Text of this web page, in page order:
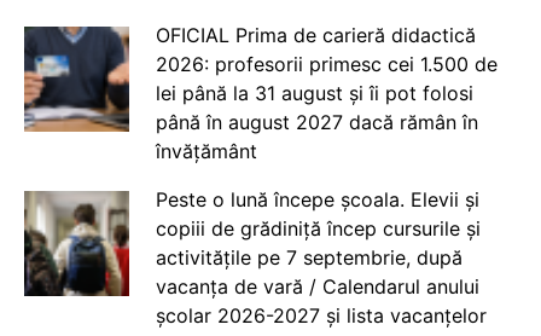
OFICIAL Prima de carieră didactică
2026: profesorii primesc cei 1.500 de
lei până la 31 august și îi pot folosi
până în august 2027 dacă rămân în
învățământ
Peste o lună începe școala. Elevii și
copiii de grădiniță încep cursurile și
activitățile pe 7 septembrie, după
vacanța de vară / Calendarul anului
școlar 2026-2027 și lista vacanțelor